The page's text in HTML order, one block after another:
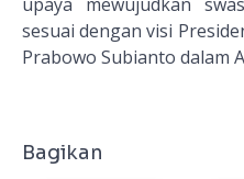
sesuai dengan visi
Prabowo Subianto dalam
Bagikan